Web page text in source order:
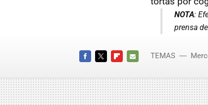
NOTA:
prensa
MAIL
TEMAS